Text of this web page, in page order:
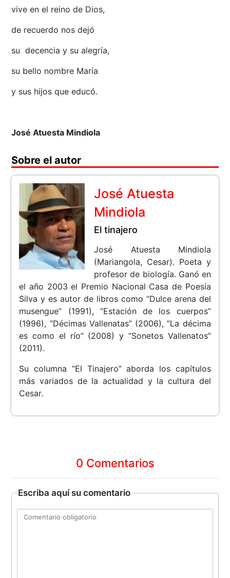
vive en el reino de Dios,
de recuerdo nos dejó
su decencia y su alegría,
su bello nombre María
y sus hijos que educó.
José Atuesta Mindiola
Sobre el autor
José Atuesta
Mindiola
El tinajero
José Atuesta Mindiola
(Mariangola, Cesar). Poeta y
profesor de biología. Ganó en
el año 2003 el Premio Nacional Casa de Poesía
Silva y es autor de libros como “Dulce arena del
musengue” (1991), “Estación de los cuerpos”
(1996), “Décimas Vallenatas” (2006), “La décima
es como el río” (2008) y “Sonetos Vallenatos”
(2011).
Su columna “El Tinajero” aborda los capítulos
más variados de la actualidad y la cultura del
Cesar.
0 Comentarios
Escriba aquí su comentario